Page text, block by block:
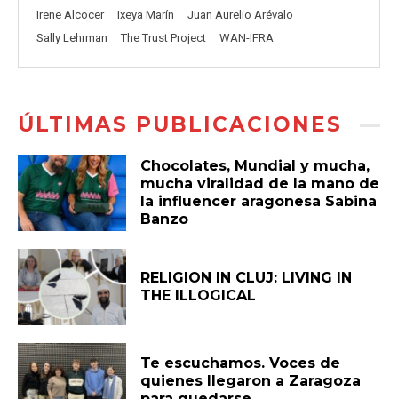
Irene Alcocer
Ixeya Marín
Juan Aurelio Arévalo
Sally Lehrman
The Trust Project WAN-IFRA
ÚLTIMAS PUBLICACIONES
Chocolates, Mundial y mucha,
mucha viralidad de la mano de
la influencer aragonesa Sabina
Banzo
RELIGION IN CLUJ: LIVING IN
THE ILLOGICAL
Te escuchamos. Voces de
quienes llegaron a Zaragoza